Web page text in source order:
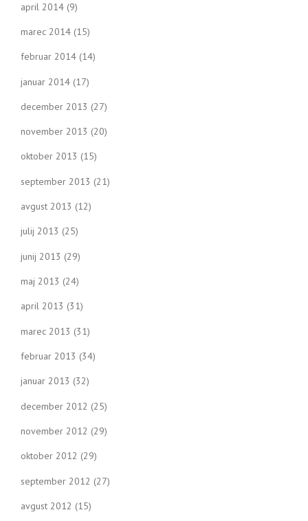
april 2014 (9)
marec 2014 (15)
februar 2014 (14)
januar 2014 (17)
december 2013 (27)
november 2013 (20)
oktober 2013 (15)
september 2013 (21)
avgust 2013 (12)
julij 2013 (25)
junij 2013 (29)
maj 2013 (24)
april 2013 (31)
marec 2013 (31)
februar 2013 (34)
januar 2013 (32)
december 2012 (25)
november 2012 (29)
oktober 2012 (29)
september 2012 (27)
avgust 2012 (15)